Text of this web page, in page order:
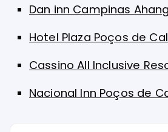
Dan inn Campinas
Hotel Plaza Poços de
Cassino All Inclusive
Nacional Inn Poços de